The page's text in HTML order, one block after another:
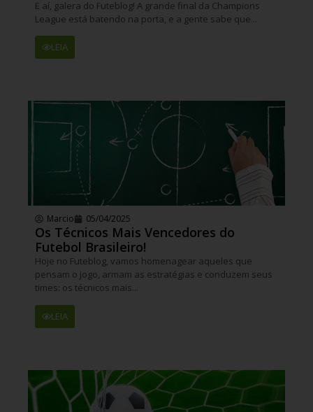
E aí, galera do Futeblog! A grande final da Champions
League está batendo na porta, e a gente sabe que...
LEIA
Marcio 05/04/2025
Os Técnicos Mais Vencedores do
Futebol Brasileiro!
Hoje no Futeblog, vamos homenagear aqueles que
pensam o jogo, armam as estratégias e conduzem seus
times: os técnicos mais...
LEIA